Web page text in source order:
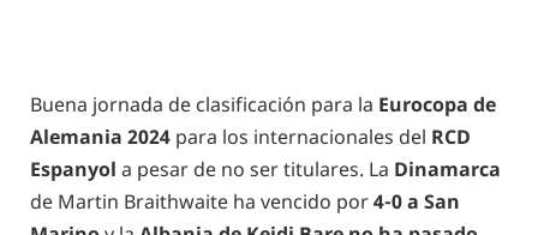
Buena jornada de clasificación para la Eurocopa de
Alemania 2024 para los internacionales del RCD
Espanyol a pesar de no ser titulares. La Dinamarca
de Martin Braithwaite ha vencido por4-0 a San